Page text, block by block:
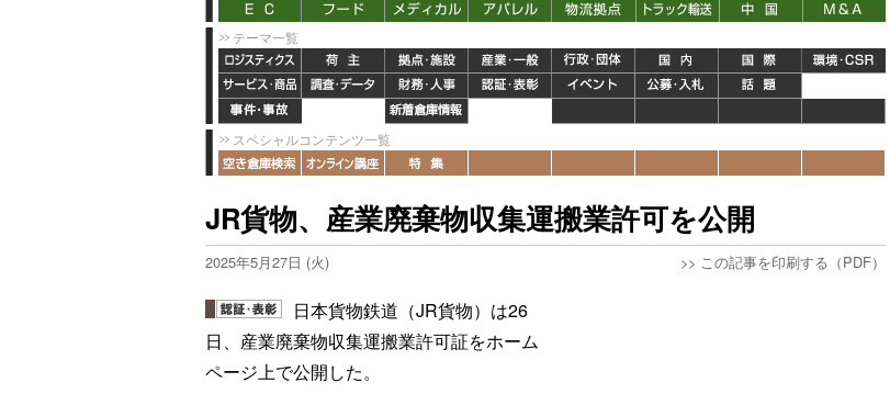
テーマ一覧
スペシャルコンテンツ一覧
JR貨物、産業廃棄物収集運搬業許可を公開
2025年5月27日 (火) >> この記事を印刷する（PDF）
日本貨物鉄道（JR貨物）は26
日、産業廃棄物収集運搬業許可証をホーム
ページ上で公開した。